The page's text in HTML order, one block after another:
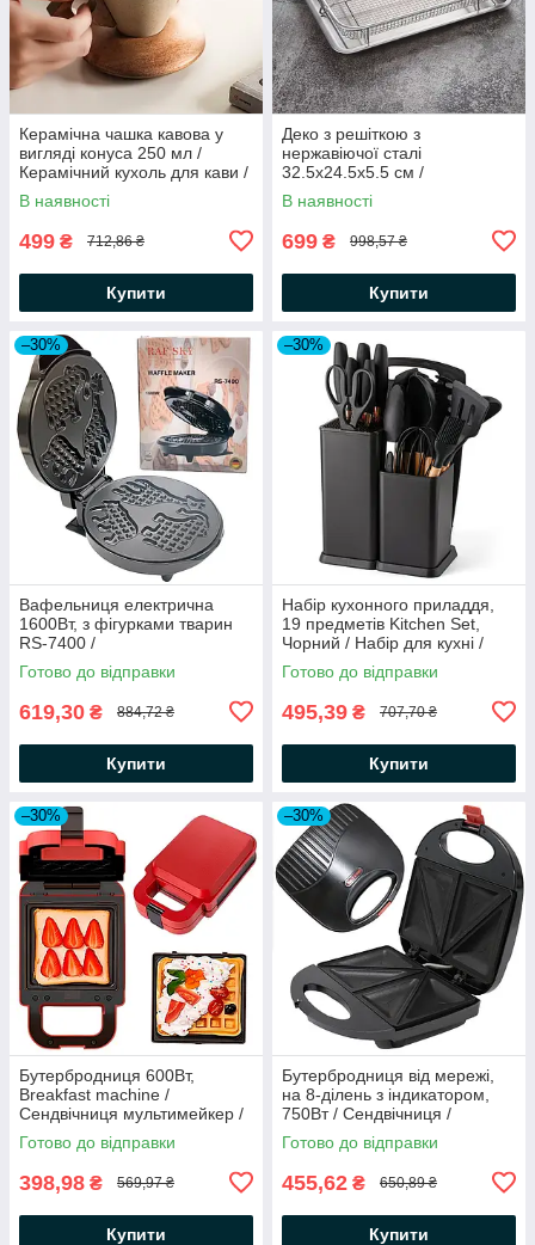
Керамічна чашка кавова у
вигляді конуса 250 мл /
Керамічний кухоль для кави /
Подарункова чашка
В наявності
499 ₴ 712,86 ₴
Купити
Деко з решіткою з
нержавіючої сталі
32.5х24.5х5.5 см /
Прямокутне деко для
запікання
В наявності
699 ₴ 998,57 ₴
Купити
–30%
Вафельниця електрична
1600Вт, з фігурками тварин
RS-7400 /
Електровафельниця з
антипригарним покриттям
Готово до відправки
619,30 ₴ 884,72 ₴
Купити
–30%
Набір кухонного приладдя,
19 предметів Kitchen Set,
Чорний / Набір для кухні /
Кухонний набір приладдя
Готово до відправки
495,39 ₴ 707,70 ₴
Купити
–30%
Бутербродниця 600Вт,
Breakfast machine /
Сендвічниця мультимейкер /
Вафельниця
Готово до відправки
398,98 ₴ 569,97 ₴
Купити
–30%
Бутербродниця від мережі,
на 8-ділень з індикатором,
750Вт / Сендвічниця /
Електрична бутербродниця
Готово до відправки
455,62 ₴ 650,89 ₴
Купити